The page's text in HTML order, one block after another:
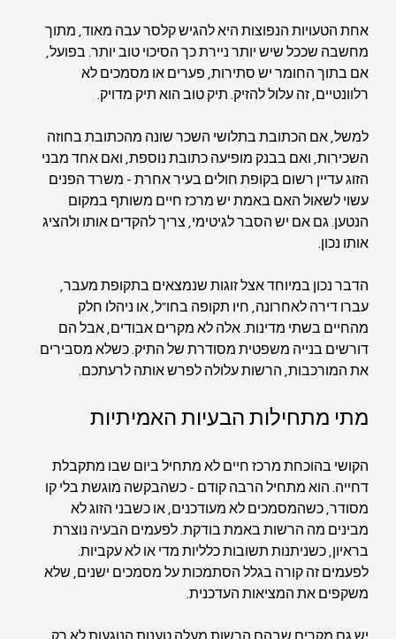
אחת הטעויות הנפוצות היא להגיש קלסר עבה מאוד, מתוך
מחשבה שככל שיש יותר ניירת כך הסיכוי טוב יותר. בפועל,
אם בתוך החומר יש סתירות, פערים או מסמכים לא
רלוונטיים, זה עלול להזיק. תיק טוב הוא תיק מדויק.
למשל, אם הכתובת בתלושי השכר שונה מהכתובת בחוזה
השכירות, ואם בבנק מופיעה כתובת נוספת, ואם אחד מבני
הזוג עדיין רשום בקופת חולים בעיר אחרת - משרד הפנים
עשוי לשאול האם באמת יש מרכז חיים משותף במקום
הנטען. גם אם יש הסבר לגיטימי, צריך להקדים אותו ולהציג
אותו נכון.
הדבר נכון במיוחד אצל זוגות שנמצאים בתקופת מעבר,
עברו דירה לאחרונה, חיו תקופה בחו"ל, או ניהלו חלק
מהחיים בשתי מדינות. אלה לא מקרים אבודים, אבל הם
דורשים בנייה משפטית מסודרת של התיק. כשלא מסבירים
את המורכבות, הרשות עלולה לפרש אותה לרעתכם.
מתי מתחילות הבעיות האמיתיות
הקושי בהוכחת מרכז חיים לא מתחיל ביום שבו מתקבלת
דחייה. הוא מתחיל הרבה קודם - כשהבקשה מוגשת בלי קו
מסודר, כשהמסמכים לא מעודכנים, או כשבני הזוג לא
מבינים מה הרשות באמת בודקת. לפעמים הבעיה נוצרת
בראיון, כשניתנות תשובות כלליות מדי או לא עקביות.
לפעמים זה קורה בגלל הסתמכות על מסמכים ישנים, שלא
משקפים את המציאות העדכנית.